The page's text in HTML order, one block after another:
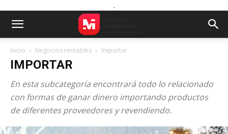
.
Inicio Negocios rentables Importar
IMPORTAR
En esta subcategoría encontrará todo lo relacionado
con formas de ganar dinero importando productos
de diferentes proveedores y revendiendo.